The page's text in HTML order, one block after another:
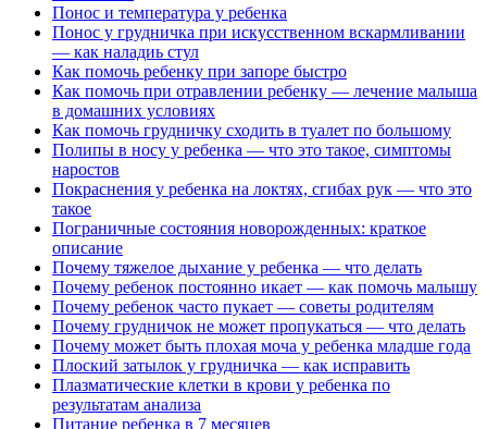
Понос и температура у ребенка
Понос у грудничка при искусственном вскармливании
— как наладиь стул
Как помочь ребенку при запоре быстро
Как помочь при отравлении ребенку — лечение малыша
в домашних условиях
Как помочь грудничку сходить в туалет по большому
Полипы в носу у ребенка — что это такое, симптомы
наростов
Покраснения у ребенка на локтях, сгибах рук — что это
такое
Пограничные состояния новорожденных: краткое
описание
Почему тяжелое дыхание у ребенка — что делать
Почему ребенок постоянно икает — как помочь малышу
Почему ребенок часто пукает — советы родителям
Почему грудничок не может пропукаться — что делать
Почему может быть плохая моча у ребенка младше года
Плоский затылок у грудничка — как исправить
Плазматические клетки в крови у ребенка по
результатам анализа
Питание ребенка в 7 месяцев